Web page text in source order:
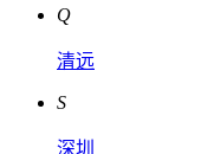
Q
清远
S
深圳